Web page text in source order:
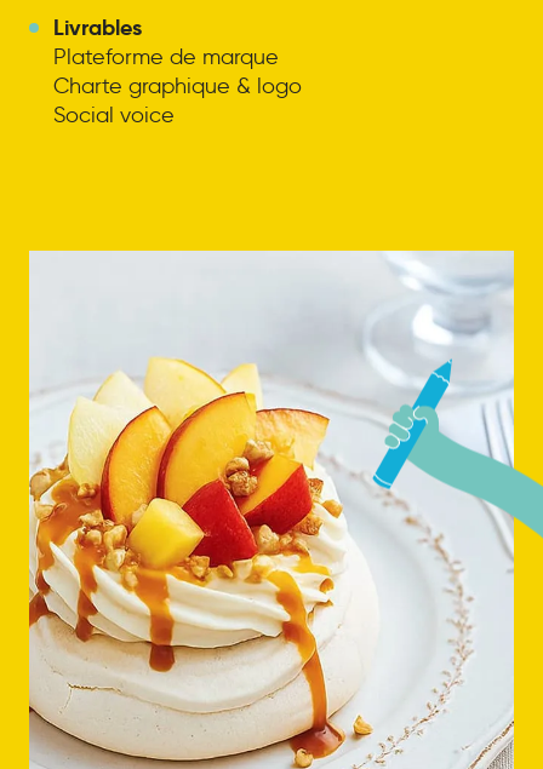
Livrables
Plateforme de marque
Charte graphique & logo
Social voice